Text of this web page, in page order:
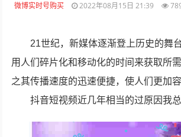
微博实时号购买 2022年08月15日 21:39
21世纪，新媒体逐渐登上历史的舞
用人们碎片化和移动化的时间来获取所
之其传播速度的迅速便捷，使人们更加容
抖音短视频近几年相当的过原因我